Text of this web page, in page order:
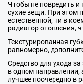
Чтобы не повредить и
сухие вещи. При этом
естественной, ни в
радиатор отопления,
Текстурированная
равномерно,
Средство для ухода
в одном направлении,
лучшее поочередно в